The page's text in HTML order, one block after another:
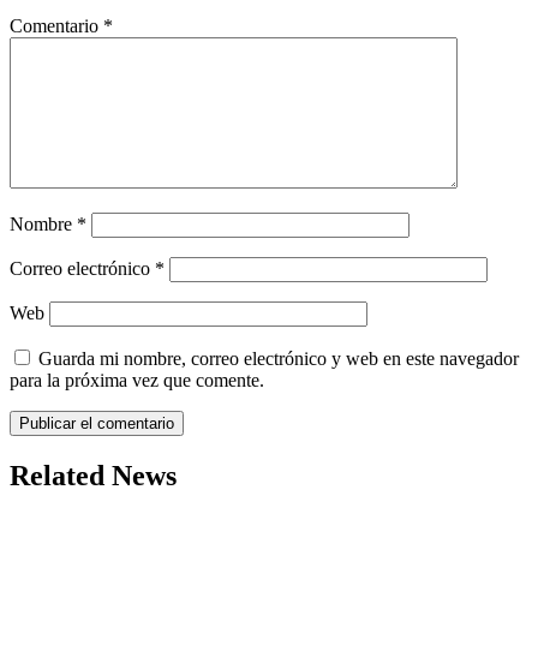
Comentario *
Nombre *
Correo electrónico *
Web
Guarda mi nombre, correo electrónico y web en este navegador
para la próxima vez que comente.
Related News